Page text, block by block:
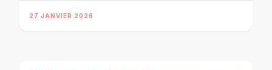
27 JANVIER 2026